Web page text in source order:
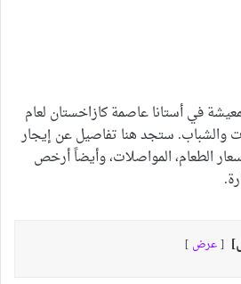
في أستانا عاصمة كازاخستان لعام
والشباب. ستجد هنا تفاصيل عن إيجار
الطعام، المواصلات، وأيضاً أرخص
عرض